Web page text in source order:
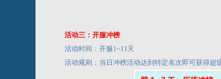
活动三：开服冲榜
活动时间：开服1~11天
活动规则：当日冲榜活动达到特定名次即可获得超